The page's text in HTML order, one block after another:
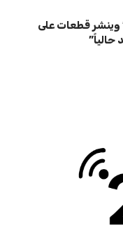
وينشر قطعات على
حالياً”